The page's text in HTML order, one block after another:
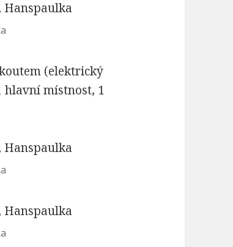
(elektrický
místnost, 1